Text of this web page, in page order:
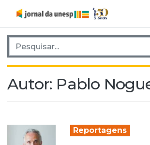
Pesquisar por:
Autor: Pablo
Reportagens